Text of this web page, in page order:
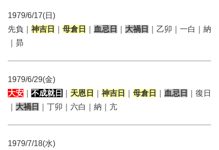
1979/6/17(日)
先負｜ 神吉日 母倉日 血忌日 大禍日
｜乙卯｜一白｜納
｜昴
1979/6/29(金)
大安
不成就日 天恩日 神吉日 母倉日 血忌日
｜復日
大禍日 ｜丁卯｜六白｜納｜亢
1979/7/18(水)